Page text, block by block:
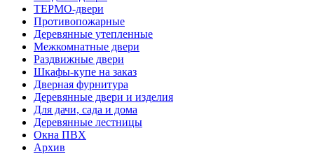
ТЕРМО-двери
Противопожарные
Деревянные утепленные
Межкомнатные двери
Раздвижные двери
Шкафы-купе на заказ
Дверная фурнитура
Деревянные двери и изделия
Для дачи, сада и дома
Деревянные лестницы
Окна ПВХ
Архив